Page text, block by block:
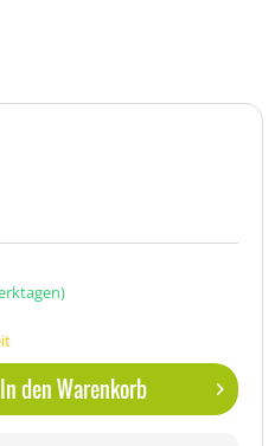
In denWarenkorb